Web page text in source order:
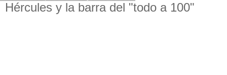
Hércules y la barra del "todo a 100"